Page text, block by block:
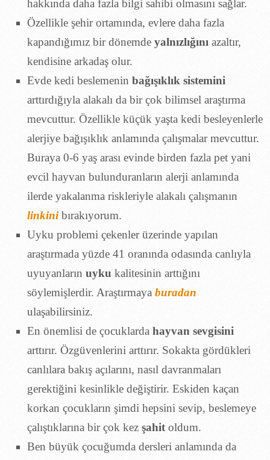
hakkında daha fazla bilgi sahibi olmasını sağlar.
Özellikle şehir ortamında, evlere daha fazla
kapandığımız bir dönemdeyalnızlığınıazaltır,
kendisine arkadaş olur.
Evde kedi beslemeninbağışıklık sistemini
arttırdığıyla alakalı da bir çok bilimsel araştırma
mevcuttur. Özellikle küçük yaşta kedi besleyenlerle
alerjiye bağışıklık anlamında çalışmalar mevcuttur.
Buraya 0-6 yaş arası evinde birden fazla pet yani
evcil hayvan bulunduranların alerji anlamında
ilerde yakalanma riskleriyle alakalı çalışmanın
linkinibırakıyorum.
Uyku problemi çekenler üzerinde yapılan
araştırmada yüzde 41 oranında odasında canlıyla
uyuyanlarınuykukalitesinin arttığını
söylemişlerdir. Araştırmayaburadan
ulaşabilirsiniz.
En önemlisi de çocuklardahayvan sevgisini
arttırır. Özgüvenlerini arttırır. Sokakta gördükleri
canlılara bakış açılarını, nasıl davranmaları
gerektiğini kesinlikle değiştirir. Eskiden kaçan
korkan çocukların şimdi hepsini sevip, beslemeye
çalıştıklarına bir çok kezşahitoldum.
Ben büyük çocuğumda dersleri anlamında da